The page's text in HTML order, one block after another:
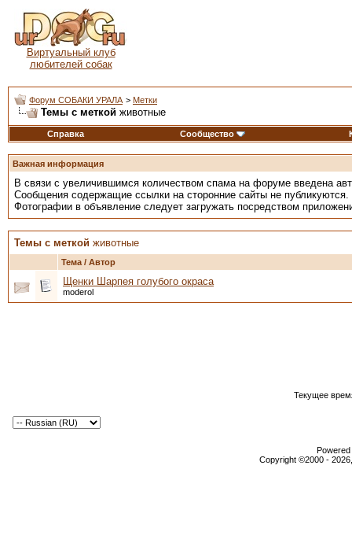
Виртуальный клуб
любителей собак
Форум СОБАКИ УРАЛА > Метки
Темы с меткой животные
Справка Сообщество
Важная информация
В связи с увеличившимся количеством спама на форуме введена
Сообщения содержащие ссылки на сторонние сайты не публикуются.
Фотографии в объявление следует загружать посредством
Темы с меткой животные
Тема / Автор
Щенки Шарпея голубого окраса
moderol
Текущее
Copyright ©2000 -